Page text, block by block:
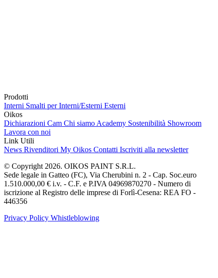
Prodotti
Interni Smalti per Interni/Esterni Esterni
Oikos
Dichiarazioni Cam Chi siamo Academy Sostenibilità Showroom
Lavora con noi
Link Utili
News Rivenditori My Oikos Contatti Iscriviti alla newsletter
© Copyright 2026. OIKOS PAINT S.R.L.
Sede legale in Gatteo (FC), Via Cherubini n. 2 - Cap. Soc.euro
1.510.000,00 € i.v. - C.F. e P.IVA 04969870270 - Numero di
iscrizione al Registro delle imprese di Forlì-Cesena: REA FO -
446356
Privacy Policy Whistleblowing